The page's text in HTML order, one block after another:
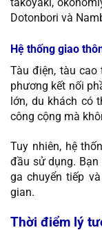
Dotonbori và
Hệ thống giao
Tàu điện, tàu
phương kết nối
lớn, du khách có
công cộng mà
Tuy nhiên, hệ
đầu sử dụng.
ga chuyển tiếp
gian.
Thời điểm lý